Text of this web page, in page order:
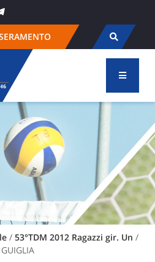
/ 53°TDM 2012 Ragazzi gir. Un /
GUIGLIA